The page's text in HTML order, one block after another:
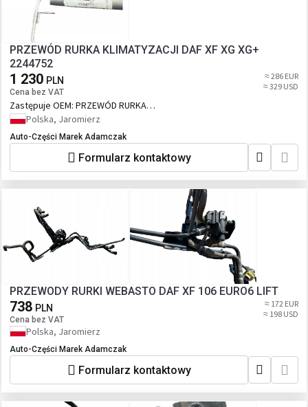
PRZEWÓD RURKA KLIMATYZACJI DAF XF XG XG+
2244752
1 230 PLN
Cena bez VAT
≈ 286 EUR
≈ 329 USD
Zastępuje OEM: PRZEWÓD RURKA
KLIMATYZACJI DAF XF XG XG+ 2244752
Polska, Jaromierz
Auto-Części Marek Adamczak
Formularz kontaktowy
PRZEWODY RURKI WEBASTO DAF XF 106 EURO6 LIFT
738 PLN
Cena bez VAT
≈ 172 EUR
≈ 198 USD
Polska, Jaromierz
Auto-Części Marek Adamczak
Formularz kontaktowy